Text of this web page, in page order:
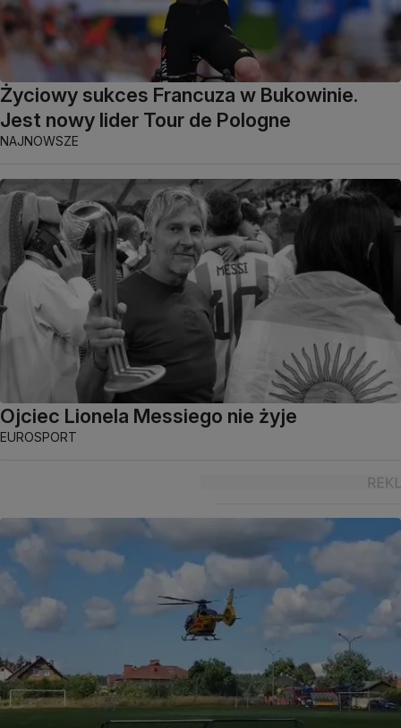
Życiowy sukces Francuza w Bukowinie.
Jest nowy lider Tour de Pologne
NAJNOWSZE
Ojciec Lionela Messiego nie żyje
EUROSPORT